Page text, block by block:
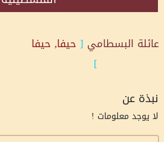
عائلة البسطامي [ حيفا, حيفا
]
نبذة عن
لا يوجد معلومات !